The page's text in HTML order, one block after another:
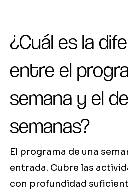
¿Cuál es la
entre el
semana y el
semanas?
El programa de una
entrada. Cubre las
con profundidad